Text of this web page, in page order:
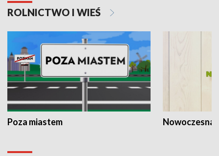
ROLNICTWO I WIEŚ
Poza miastem Nowoczesna